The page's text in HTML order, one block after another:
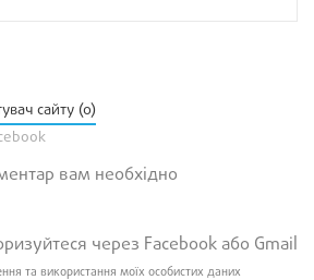
сайту (0)
вам необхідно
через Facebook або Gmail
та використання моїх особистих даних